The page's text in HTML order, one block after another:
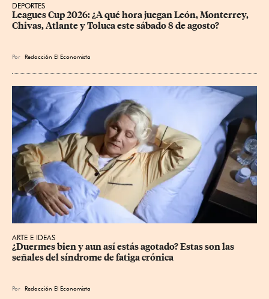
DEPORTES
Leagues Cup 2026: ¿A qué hora juegan León, Monterrey,
Chivas, Atlante y Toluca este sábado 8 de agosto?
Por Redacción El Economista
ARTE E IDEAS
¿Duermes bien y aun así estás agotado? Estas son las
señales del síndrome de fatiga crónica
Por Redacción El Economista